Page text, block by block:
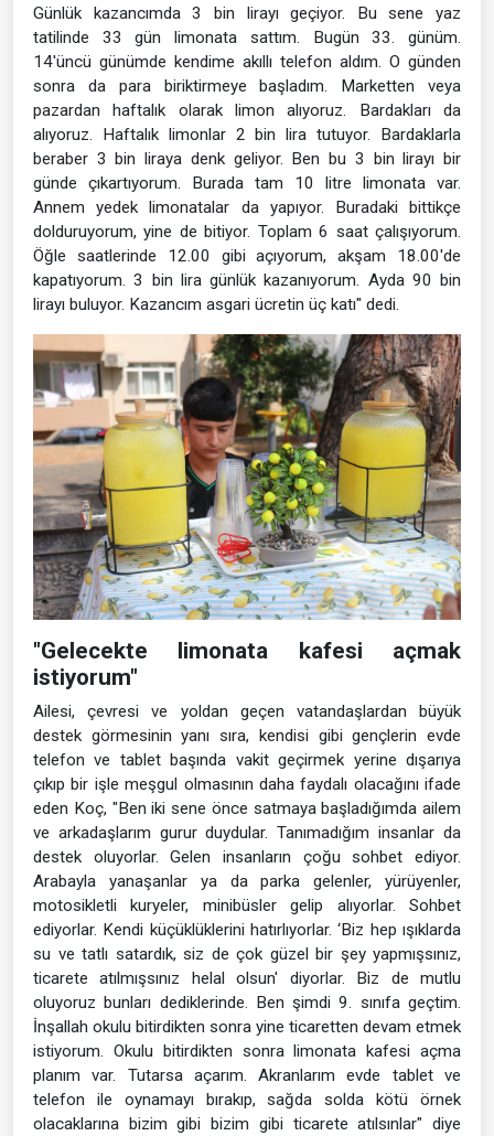
Günlük kazancımda 3 bin lirayı geçiyor. Bu sene yaz
tatilinde 33 gün limonata sattım. Bugün 33. günüm.
14'üncü günümde kendime akıllı telefon aldım. O günden
sonra da para biriktirmeye başladım. Marketten veya
pazardan haftalık olarak limon alıyoruz. Bardakları da
alıyoruz. Haftalık limonlar 2 bin lira tutuyor. Bardaklarla
beraber 3 bin liraya denk geliyor. Ben bu 3 bin lirayı bir
günde çıkartıyorum. Burada tam 10 litre limonata var.
Annem yedek limonatalar da yapıyor. Buradaki bittikçe
dolduruyorum, yine de bitiyor. Toplam 6 saat çalışıyorum.
Öğle saatlerinde 12.00 gibi açıyorum, akşam 18.00'de
kapatıyorum. 3 bin lira günlük kazanıyorum. Ayda 90 bin
lirayı buluyor. Kazancım asgari ücretin üç katı" dedi.
"Gelecekte limonata kafesi açmak
istiyorum"
Ailesi, çevresi ve yoldan geçen vatandaşlardan büyük
destek görmesinin yanı sıra, kendisi gibi gençlerin evde
telefon ve tablet başında vakit geçirmek yerine dışarıya
çıkıp bir işle meşgul olmasının daha faydalı olacağını ifade
eden Koç, "Ben iki sene önce satmaya başladığımda ailem
ve arkadaşlarım gurur duydular. Tanımadığım insanlar da
destek oluyorlar. Gelen insanların çoğu sohbet ediyor.
Arabayla yanaşanlar ya da parka gelenler, yürüyenler,
motosikletli kuryeler, minibüsler gelip alıyorlar. Sohbet
ediyorlar. Kendi küçüklüklerini hatırlıyorlar. ‘Biz hep ışıklarda
su ve tatlı satardık, siz de çok güzel bir şey yapmışsınız,
ticarete atılmışsınız helal olsun' diyorlar. Biz de mutlu
oluyoruz bunları dediklerinde. Ben şimdi 9. sınıfa geçtim.
İnşallah okulu bitirdikten sonra yine ticaretten devam etmek
istiyorum. Okulu bitirdikten sonra limonata kafesi açma
planım var. Tutarsa açarım. Akranlarım evde tablet ve
telefon ile oynamayı bırakıp, sağda solda kötü örnek
olacaklarına bizim gibi bizim gibi ticarete atılsınlar" diye